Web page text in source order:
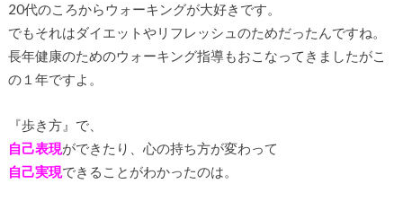
20代のころからウォーキングが大好きです。
でもそれはダイエットやリフレッシュのためだったんですね。
長年健康のためのウォーキング指導もおこなってきましたがこ
の１年ですよ。
『歩き方』で、
自己表現ができたり、心の持ち方が変わって
自己実現できることがわかったのは。